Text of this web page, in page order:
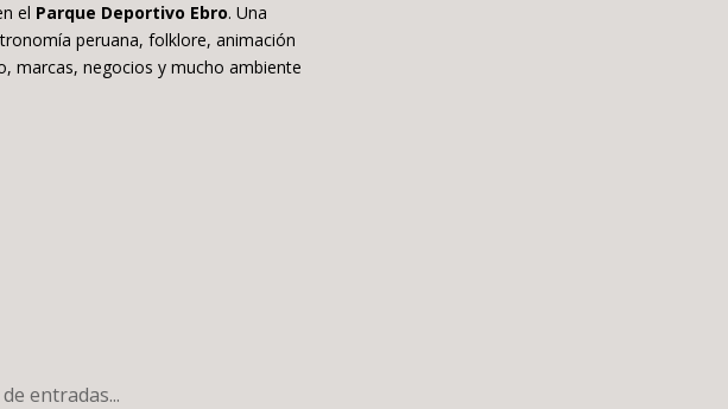
el Parque Deportivo Ebro. Una
peruana, folklore, animación
marcas, negocios y mucho ambiente
entradas...